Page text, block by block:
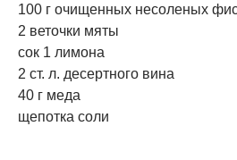
100 г очищенных несоленых
2 веточки мяты
сок 1 лимона
2 ст. л. десертного вина
40 г меда
щепотка соли